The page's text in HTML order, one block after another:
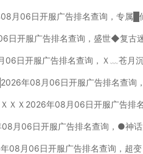
月06日开服广告排名查询，专属█
开服广告排名查询，盛世◆复古迷
日开服广告排名查询，Ｘ﹏苍月
年08月06日开服广告排名查询
ＸＸ2026年08月06日开服广告
月06日开服广告排名查询，●神话
08月06日开服广告排名查询，超